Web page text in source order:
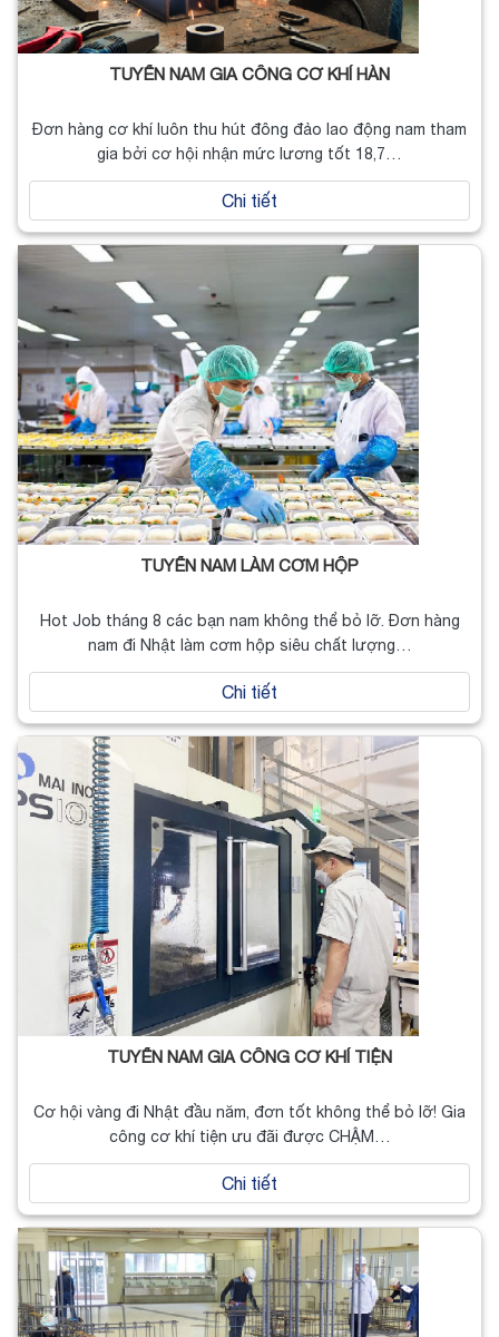
TUYỂN NAM GIA CÔNG CƠ KHÍ HÀN
Đơn hàng cơ khí luôn thu hút đông đảo lao động nam tham
gia bởi cơ hội nhận mức lương tốt 18,7…
Chi tiết
TUYỂN NAM LÀM CƠM HỘP
Hot Job tháng 8 các bạn nam không thể bỏ lỡ. Đơn hàng
nam đi Nhật làm cơm hộp siêu chất lượng…
Chi tiết
TUYỂN NAM GIA CÔNG CƠ KHÍ TIỆN
Cơ hội vàng đi Nhật đầu năm, đơn tốt không thể bỏ lỡ! Gia
công cơ khí tiện ưu đãi được CHẬM…
Chi tiết